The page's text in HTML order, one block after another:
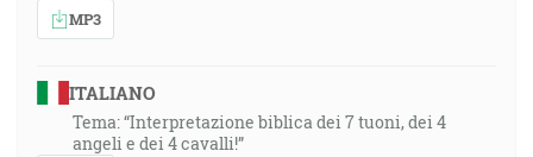
MP3
ITALIANO
Tema: “Interpretazione biblica dei 7 tuoni, dei 4
angeli e dei 4 cavalli!”